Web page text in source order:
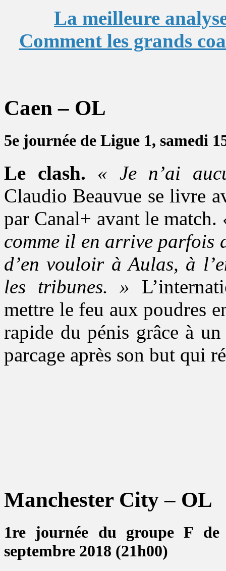
La meilleure
Comment les grands
Caen – OL
5e journée de Ligue 1, samedi
Le clash.
« Je n’ai
Claudio Beauvue se livre
par Canal+ avant le match.
comme il en arrive parfois
d’en vouloir à Aulas, à
les tribunes. »
mettre le feu aux poudres
rapide du pénis grâce à
parcage après son but qui
Manchester City – OL
1re journée du groupe F de
septembre 2018 (21h00)